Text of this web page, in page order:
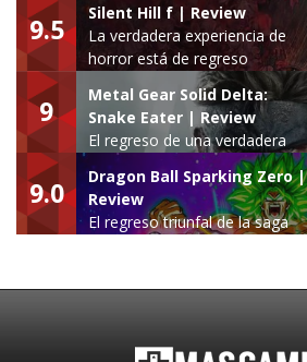
9.5
Silent Hill f | Review
La verdadera experiencia de
horror está de regreso
9
Metal Gear Solid Delta:
Snake Eater | Review
El regreso de una verdadera
leyenda
9.0
Dragon Ball Sparking Zero |
Review
El regreso triunfal de la saga